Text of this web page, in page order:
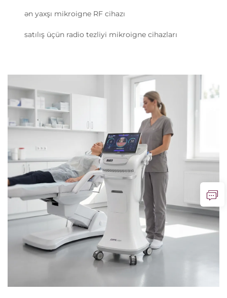
ən yaxşı mikroigne RF cihazı
satılış üçün radio tezliyi mikroigne cihazları